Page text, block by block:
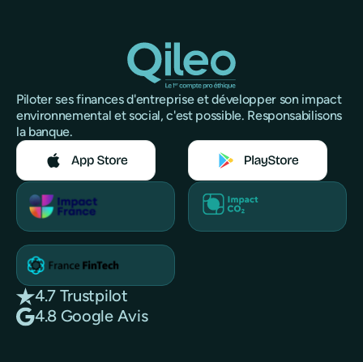
Piloter ses finances d'entreprise et développer son impact
environnemental et social, c'est possible. Responsabilisons
la banque.
4.7 Trustpilot
4.8 Google Avis